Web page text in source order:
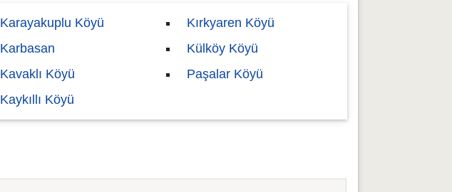
Karayakuplu Köyü
Karbasan
Kavaklı Köyü
Kaykıllı Köyü
Kırkyaren Köyü
Külköy Köyü
Paşalar Köyü